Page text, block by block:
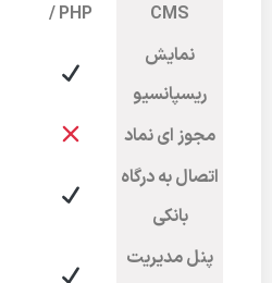
CMS
/ PHP
نمایش
ریسپانسیو
مجوز ای نماد
اتصال به درگاه
بانکی
پنل مدیریت